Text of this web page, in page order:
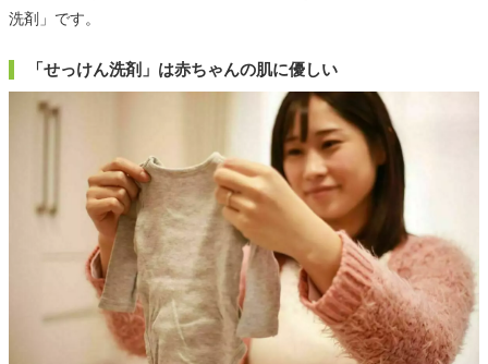
洗剤」です。
「せっけん洗剤」は赤ちゃんの肌に優しい